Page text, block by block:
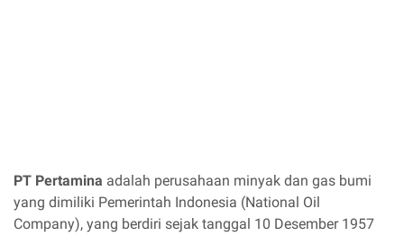
PT Pertamina adalah perusahaan minyak dan gas bumi
yang dimiliki Pemerintah Indonesia (National Oil
Company), yang berdiri sejak tanggal 10 Desember 1957